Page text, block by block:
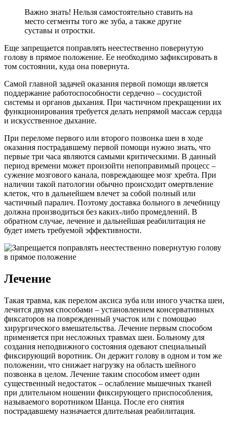
Важно знать! Нельзя самостоятельно ставить на
место сегменты того же зуба, а также другие
суставы и отростки.
Еще запрещается поправлять неестественно повернутую
голову в прямое положение. Ее необходимо зафиксировать в
том состоянии, куда она повернута.
Самой главной задачей оказания первой помощи является
поддержание работоспособности сердечно – сосудистой
системы и органов дыхания. При частичном прекращении их
функционирования требуется делать непрямой массаж сердца
и искусственное дыхание.
При переломе первого или второго позвонка шеи в ходе
оказания пострадавшему первой помощи нужно знать, что
первые три часа являются самыми критическими. В данный
период времени может произойти непоправимый процесс –
сужение мозгового канала, повреждающее мозг хребта. При
наличии такой патологии обычно происходит омертвление
клеток, что в дальнейшем влечет за собой полный или
частичный паралич. Поэтому доставка больного в лечебницу
должна производиться без каких-либо промедлений. В
обратном случае, лечение и дальнейшая реабилитация не
будет иметь требуемой эффективности.
Лечение
Такая травма, как перелом аксиса зуба или иного участка шеи,
лечится двумя способами – установлением консервативных
фиксаторов на поврежденный участок или с помощью
хирургического вмешательства. Лечение первым способом
применяется при несложных травмах шеи. Больному для
создания неподвижного состояния одевают специальный
фиксирующий воротник. Он держит голову в одном и том же
положении, что снижает нагрузку на область шейного
позвонка в целом. Лечение таким способом имеет один
существенный недостаток – ослабление мышечных тканей
при длительном ношении фиксирующего приспособления,
называемого воротником Шанца. После его снятия
пострадавшему назначается длительная реабилитация.